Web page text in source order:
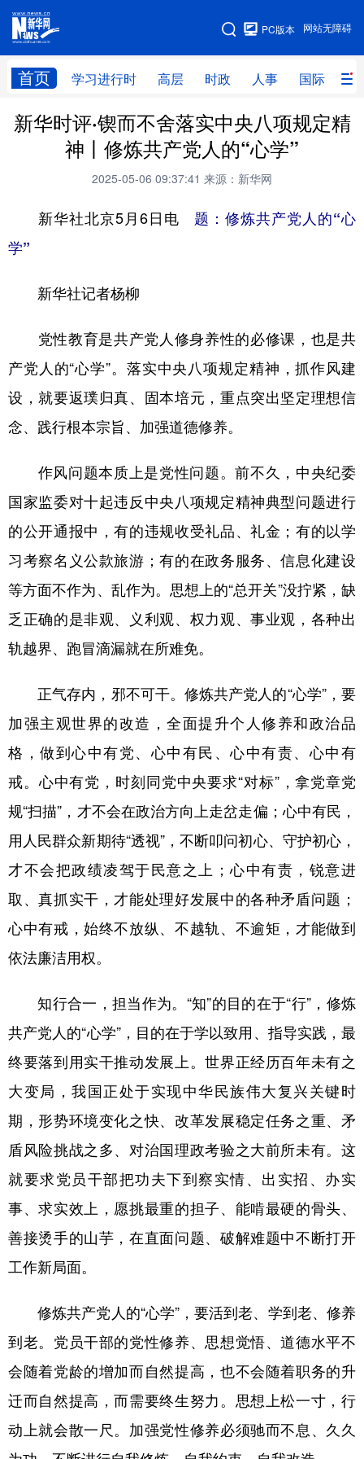
网站无障碍
PC版本
首页 学习进行时 高层 时政 人事 国际 财
网站地图
学习进行时 高层 时政 人事
财经 网评
科技 科创 量子 体育
访谈 视频
食品 人居 信息化 数字经济
学术中国 乡村振兴 银龄 溯源中国
城市 旅游 能源
彩票 娱乐 时尚 悦读
公益 一带一路 亚太网 上市公司
文化产业
地方频道
北京 天津 河北 山西
浙江 安徽 福建 江西
山东 河南 湖北 湖南
陕西 甘肃 青海 宁夏
新疆 内蒙古 黑龙江
多语种频道
English
Русский язык 日本語 한국어
Deutsch Português
新华时评·锲而不舍落实中央八项规定精
神丨修炼共产党人的“心学”
2025-05-06 09:37:41 来源：新华网
新华社北京5月6日电 题：修炼共产党人的“心
学”
新华社记者杨柳
党性教育是共产党人修身养性的必修课，也是共
产党人的“心学”。落实中央八项规定精神，抓作风建
设，就要返璞归真、固本培元，重点突出坚定理想信
念、践行根本宗旨、加强道德修养。
作风问题本质上是党性问题。前不久，中央纪委
国家监委对十起违反中央八项规定精神典型问题进行
的公开通报中，有的违规收受礼品、礼金；有的以学
习考察名义公款旅游；有的在政务服务、信息化建设
等方面不作为、乱作为。思想上的“总开关”没拧紧，缺
乏正确的是非观、义利观、权力观、事业观，各种出
轨越界、跑冒滴漏就在所难免。
正气存内，邪不可干。修炼共产党人的“心学”，要
加强主观世界的改造，全面提升个人修养和政治品
格，做到心中有党、心中有民、心中有责、心中有
戒。心中有党，时刻同党中央要求“对标”，拿党章党
规“扫描”，才不会在政治方向上走岔走偏；心中有民，
用人民群众新期待“透视”，不断叩问初心、守护初心，
才不会把政绩凌驾于民意之上；心中有责，锐意进
取、真抓实干，才能处理好发展中的各种矛盾问题；
心中有戒，始终不放纵、不越轨、不逾矩，才能做到
依法廉洁用权。
知行合一，担当作为。“知”的目的在于“行”，修炼
共产党人的“心学”，目的在于学以致用、指导实践，最
终要落到用实干推动发展上。世界正经历百年未有之
大变局，我国正处于实现中华民族伟大复兴关键时
期，形势环境变化之快、改革发展稳定任务之重、矛
盾风险挑战之多、对治国理政考验之大前所未有。这
就要求党员干部把功夫下到察实情、出实招、办实
事、求实效上，愿挑最重的担子、能啃最硬的骨头、
善接烫手的山芋，在直面问题、破解难题中不断打开
工作新局面。
修炼共产党人的“心学”，要活到老、学到老、修养
到老。党员干部的党性修养、思想觉悟、道德水平不
会随着党龄的增加而自然提高，也不会随着职务的升
迁而自然提高，而需要终生努力。思想上松一寸，行
动上就会散一尺。加强党性修养必须驰而不息、久久